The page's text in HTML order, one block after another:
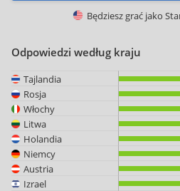
Będziesz grać jako
Odpowiedzi według kraju
Tajlandia
Rosja
Włochy
Litwa
Holandia
Niemcy
Austria
Izrael